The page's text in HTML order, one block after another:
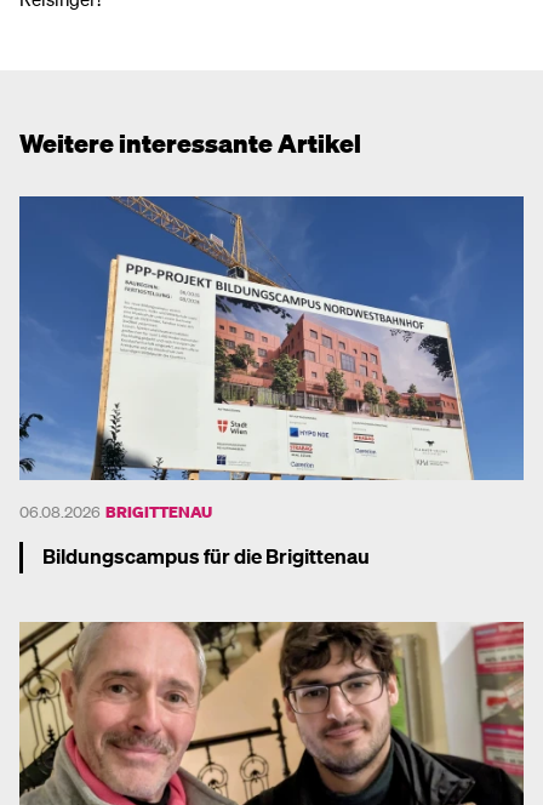
Weitere interessante Artikel
06.08.2026 BRIGITTENAU
Bildungscampus für die Brigittenau